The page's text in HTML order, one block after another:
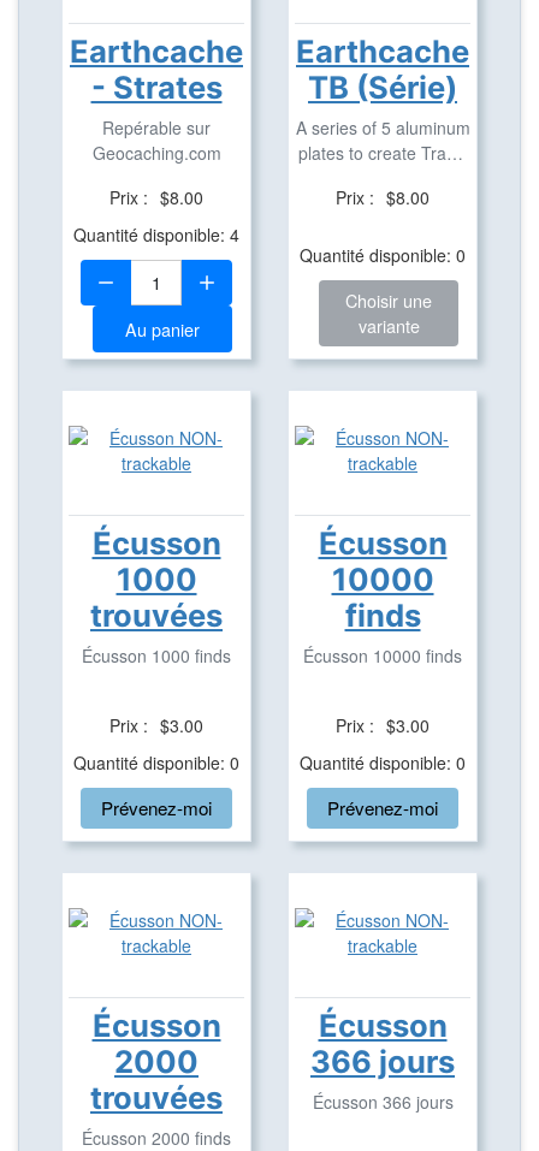
Earthcache
- Strates
Repérable sur
Geocaching.com
Prix : $8.00
Quantité disponible: 4
Quantité:
Au panier
Earthcache
TB (Série)
A series of 5 aluminum
plates to create Travel
Prix : $8.00
Quantité disponible: 0
Choisir une
variante
Écusson
1000
trouvées
Écusson 1000 finds
Prix : $3.00
Quantité disponible: 0
Prévenez-moi
Écusson
10000
finds
Écusson 10000 finds
Prix : $3.00
Quantité disponible: 0
Prévenez-moi
Écusson
2000
trouvées
Écusson 2000 finds
Écusson
366 jours
Écusson 366 jours